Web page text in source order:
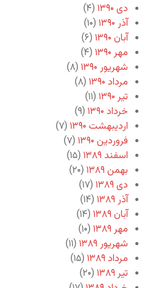
دی ۱۳۹۰
(۴)
آذر ۱۳۹۰
(۱۰)
آبان ۱۳۹۰
(۶)
مهر ۱۳۹۰
(۴)
شهریور ۱۳۹۰
(۸)
مرداد ۱۳۹۰
(۸)
تیر ۱۳۹۰
(۱۱)
خرداد ۱۳۹۰
(۹)
اردیبهشت ۱۳۹۰
(۷)
فروردین ۱۳۹۰
(۷)
اسفند ۱۳۸۹
(۱۵)
بهمن ۱۳۸۹
(۲۰)
دی ۱۳۸۹
(۱۷)
آذر ۱۳۸۹
(۱۴)
آبان ۱۳۸۹
(۱۴)
مهر ۱۳۸۹
(۱۰)
شهریور ۱۳۸۹
(۱۱)
مرداد ۱۳۸۹
(۱۵)
تیر ۱۳۸۹
(۲۰)